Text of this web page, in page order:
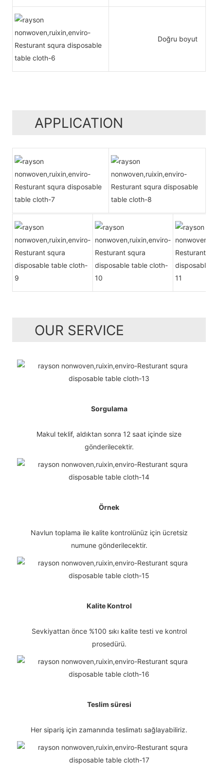
Doğru boyut
APPLICATION
OUR SERVICE
Sorgulama
Makul teklif, aldıktan sonra 12 saat içinde size
gönderilecektir.
Örnek
Navlun toplama ile kalite kontrolünüz için ücretsiz
numune gönderilecektir.
Kalite Kontrol
Sevkiyattan önce %100 sıkı kalite testi ve kontrol
prosedürü.
Teslim süresi
Her sipariş için zamanında teslimatı sağlayabiliriz.